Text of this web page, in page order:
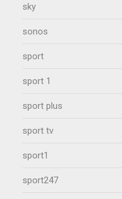
sky
sonos
sport
sport 1
sport plus
sport tv
sport1
sport247